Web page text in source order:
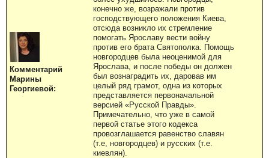
Комментарий
Марины
Георгиевой:
конечно же, возражали против
господствующего положения Киева,
отсюда возникло их стремление
помогать Ярославу вести войну
против его брата Святополка. Помощь
новгородцев была неоценимой для
Ярослава, и после победы он должен
был вознаградить их, даровав им
целый ряд грамот, одна из которых
представляется первоначальной
версией «Русской Правды».
Примечательно, что уже в самой
первой статье этого кодекса
провозглашается равенство славян
(т.е, новгородцев) и русских (т.е.
киевлян).